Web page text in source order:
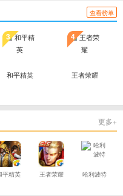
查看榜单
和平精英
3
王者荣耀
4
更多+
平精英 王者荣耀 哈利波特